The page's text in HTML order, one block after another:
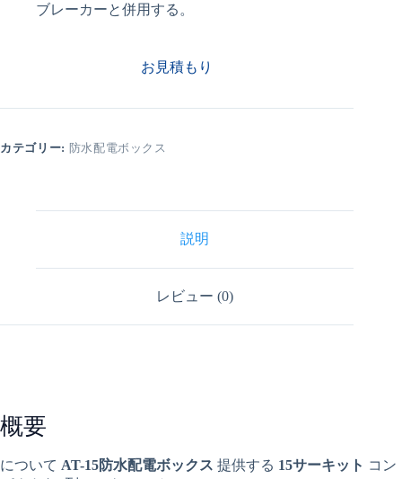
ブレーカーと併用する。
お見積もり
カテゴリー: 防水配電ボックス
説明
レビュー (0)
概要
について AT-15防水配電ボックス 提供する 15サーキット コン